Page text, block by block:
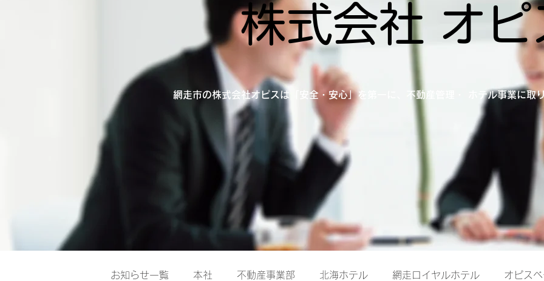
株式会社 オピ
網走市の株式会社オピスは「安全・安心」を第一に、不動産管理・ ホテル事業に取
お知らせ一覧 本社 不動産事業部 北海ホテル 網走ロイヤルホテル オピス